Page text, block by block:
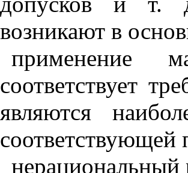
возникают в
применение
соответствует
являются
соответствующей
нерациональный